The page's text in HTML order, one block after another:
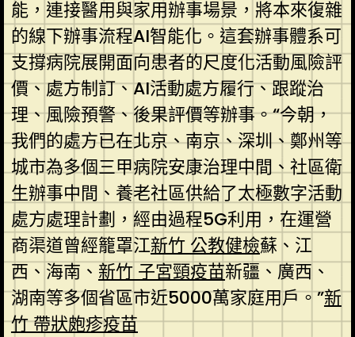
能，連接醫用與家用辦事場景，將本來復雜
的線下辦事流程AI智能化。這套辦事體系可
支撐病院展開面向患者的尺度化活動風險評
價、處方制訂、AI活動處方履行、跟蹤治
理、風險預警、後果評價等辦事。“今朝，
我們的處方已在北京、南京、深圳、鄭州等
城市為多個三甲病院安康治理中間、社區衛
生辦事中間、養老社區供給了太極數字活動
處方處理計劃，經由過程5G利用，在運營
商渠道曾經籠罩江新竹 公教健檢蘇、江
西、海南、 新竹 子宮頸疫苗新疆、廣西、
湖南等多個省區市近5000萬家庭用戶。”新
竹 帶狀皰疹疫苗